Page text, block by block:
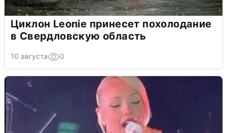
Циклон Leonie принесет похолодание
в Свердловскую область
10 августа 0